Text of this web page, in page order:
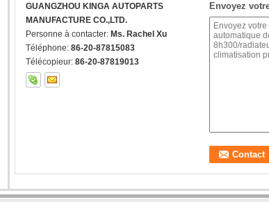
GUANGZHOU KINGA AUTOPARTS
MANUFACTURE CO.,LTD.
Personne à contacter: Ms. Rachel Xu
Téléphone: 86-20-87815083
Télécopieur: 86-20-87819013
Envoyez